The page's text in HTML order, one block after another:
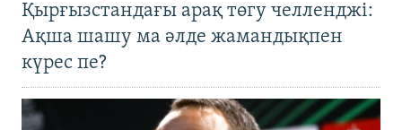
Қырғызстандағы арақ төгу челленджі:
Ақша шашу ма әлде жамандықпен
күрес пе?